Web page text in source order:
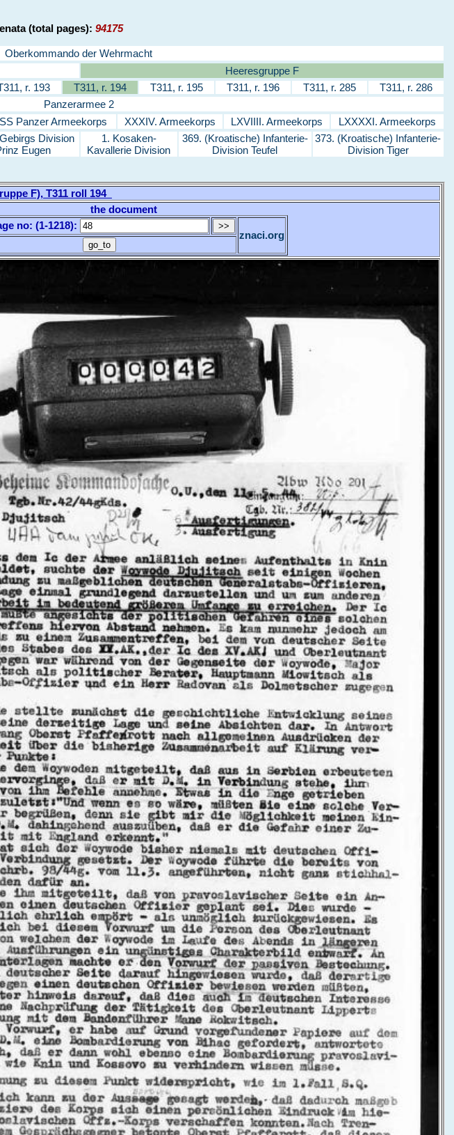
(total pages):94175
Oberkommando der Wehrmacht
Heeresgruppe F
r. 193 T311, r. 194 T311, r. 195 T311, r. 196 T311, r. 285
T311, r. 286
Panzerarmee 2
Panzer Armeekorps XXXIV. Armeekorps LXVIIII. Armeekorps
LXXXXI. Armeekorps
Division
Eugen
1. Kosaken-
Kavallerie Division
369. (Kroatische) Infanterie-
Division Teufel
373. (Kroatische) Infanterie-
Division Tiger
F), T311 roll 194
the document
no: (1-1218):
znaci.org